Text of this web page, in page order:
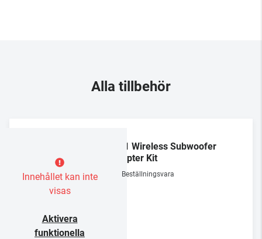
Alla tillbehör
Innehållet kan inte
visas
Aktivera
funktionella
KW1 Wireless Subwoofer
Adapter Kit
Beställningsvara